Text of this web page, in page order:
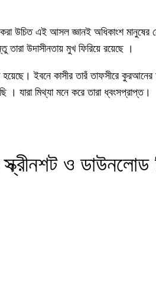
করা উচিত এই আসল জ্ঞানই অধিকাংশ
উদাসীনতায় মুখ ফিরিয়ে রয়েছে ।
ইবনে কাসীর তারঁ তাফসীরে
। যারা মিথ্যা মনে করে তারা ধ্বংসপ্রাপ্ত।
ও ডাউনলোড